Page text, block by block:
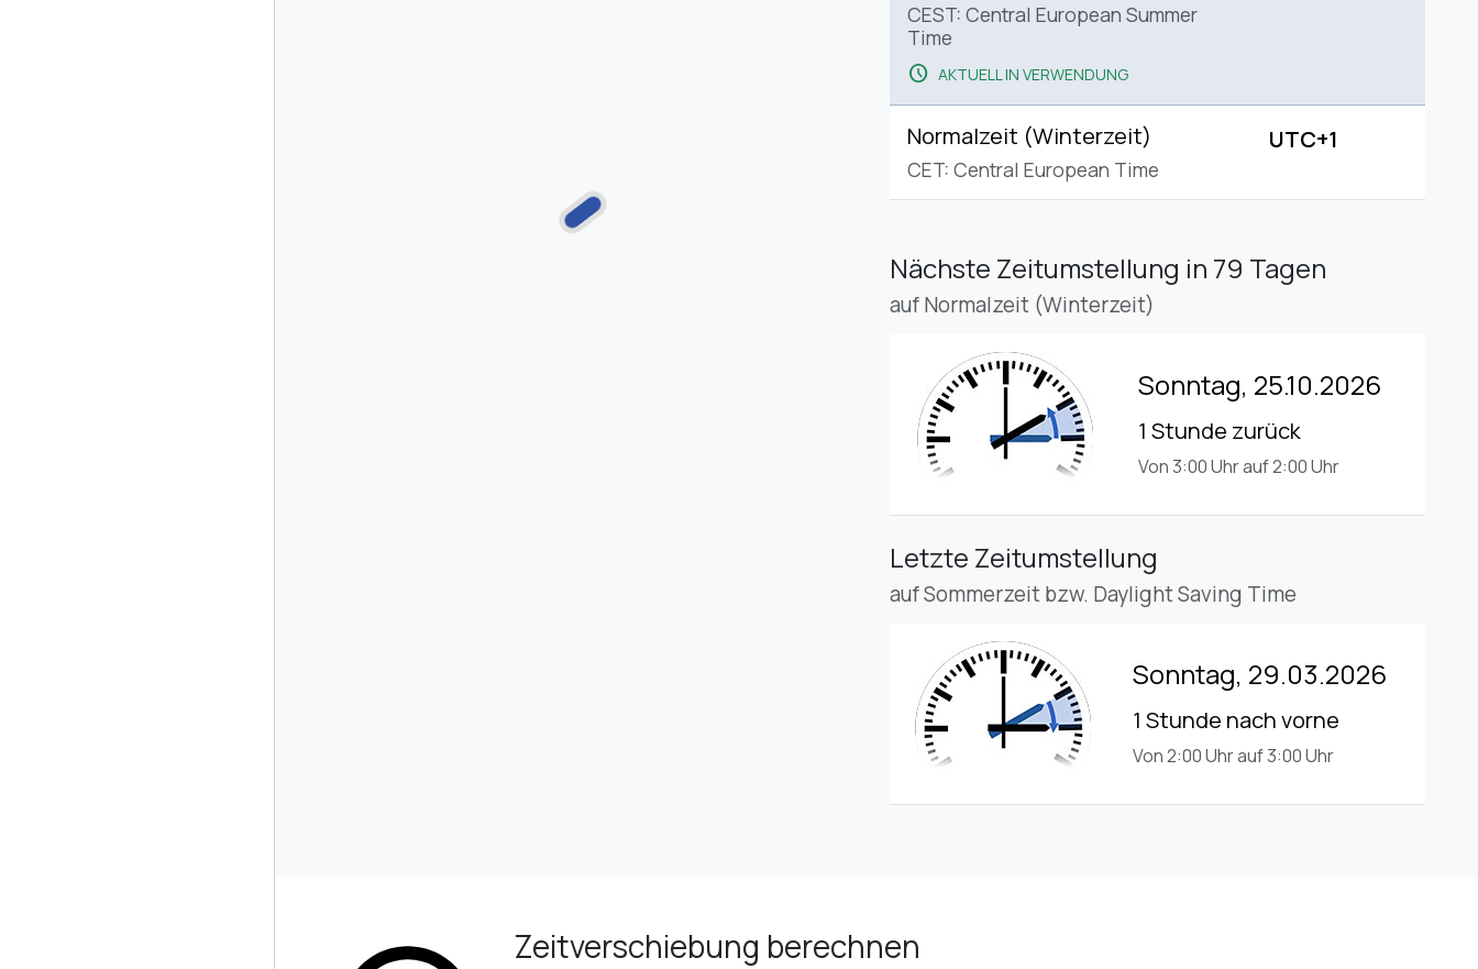
CEST: Central European Summer
Time
schedule AKTUELL IN VERWENDUNG
Normalzeit (Winterzeit)
CET: Central European Time
UTC+1
Nächste Zeitumstellung in 79 Tagen
auf Normalzeit (Winterzeit)
Sonntag, 25.10.2026
1 Stunde zurück
Von 3:00 Uhr auf 2:00 Uhr
Letzte Zeitumstellung
auf Sommerzeit bzw. Daylight Saving Time
Sonntag, 29.03.2026
1 Stunde nach vorne
Von 2:00 Uhr auf 3:00 Uhr
Zeitverschiebung berechnen